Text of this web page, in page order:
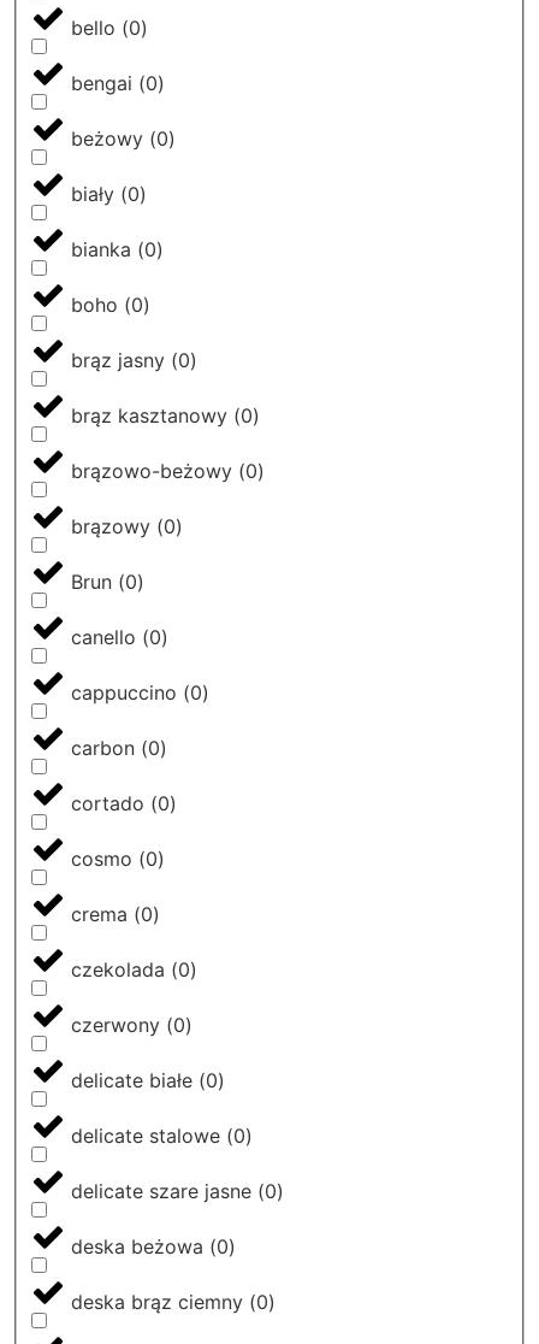
bello (0)
bengai (0)
beżowy (0)
biały (0)
bianka (0)
boho (0)
brąz jasny (0)
brąz kasztanowy (0)
brązowo-beżowy (0)
brązowy (0)
Brun (0)
canello (0)
cappuccino (0)
carbon (0)
cortado (0)
cosmo (0)
crema (0)
czekolada (0)
czerwony (0)
delicate białe (0)
delicate stalowe (0)
delicate szare jasne (0)
deska beżowa (0)
deska brąz ciemny (0)